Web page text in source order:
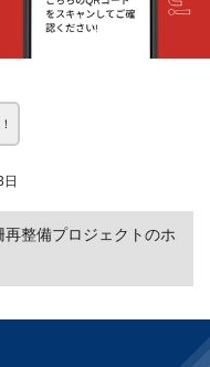
整備プロジェクトのホ